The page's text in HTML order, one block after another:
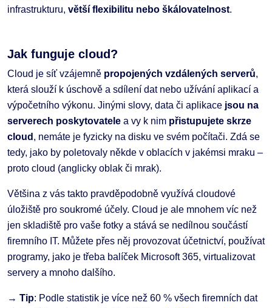
infrastrukturu, větší flexibilitu nebo škálovatelnost.
Jak funguje cloud?
Cloud je síť vzájemně propojených vzdálených serverů,
která slouží k úschově a sdílení dat nebo užívání aplikací a
výpočetního výkonu. Jinými slovy, data či aplikace jsou na
serverech poskytovatele a vy k nim přistupujete skrze
cloud , nemáte je fyzicky na disku ve svém počítači. Zdá se
tedy, jako by poletovaly někde v oblacích v jakémsi mraku –
proto cloud (anglicky oblak či mrak).
Většina z vás takto pravděpodobně využívá cloudové
úložiště pro soukromé účely. Cloud je ale mnohem víc než
jen skladiště pro vaše fotky a stává se nedílnou součástí
firemního IT. Můžete přes něj provozovat účetnictví, používat
programy, jako je třeba balíček Microsoft 365, virtualizovat
servery a mnoho dalšího.
→ Tip: Podle statistik je více než 60 % všech firemních dat